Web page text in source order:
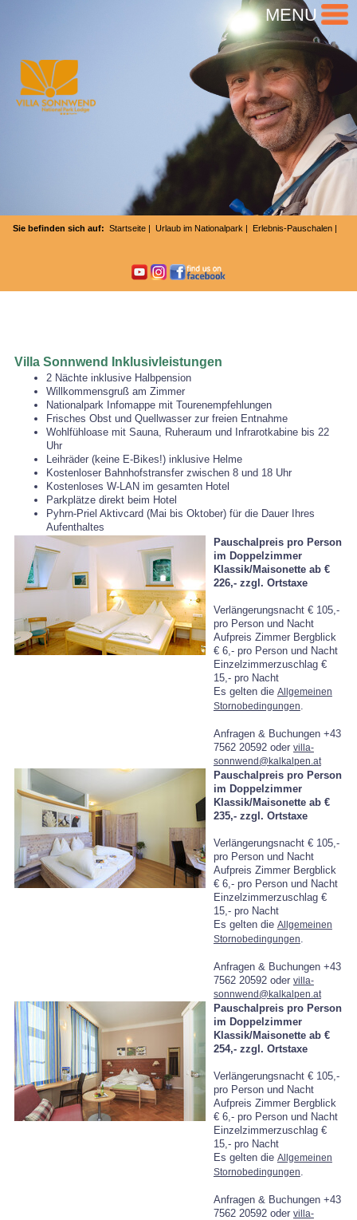
MENU
Sie befinden sich auf: Startseite | Urlaub im Nationalpark | Erlebnis-Pauschalen |
Villa Sonnwend Inklusivleistungen
2 Nächte inklusive Halbpension
Willkommensgruß am Zimmer
Nationalpark Infomappe mit Tourenempfehlungen
Frisches Obst und Quellwasser zur freien Entnahme
Wohlfühloase mit Sauna, Ruheraum und Infrarotkabine bis 22
Uhr
Leihräder (keine E-Bikes!) inklusive Helme
Kostenloser Bahnhofstransfer zwischen 8 und 18 Uhr
Kostenloses W-LAN im gesamten Hotel
Parkplätze direkt beim Hotel
Pyhrn-Priel Aktivcard (Mai bis Oktober) für die Dauer Ihres
Aufenthaltes
Pauschalpreis pro Person
im Doppelzimmer
Klassik/Maisonette ab €
226,- zzgl. Ortstaxe
Verlängerungsnacht € 105,-
pro Person und Nacht
Aufpreis Zimmer Bergblick
€ 6,- pro Person und Nacht
Einzelzimmerzuschlag €
15,- pro Nacht
Es gelten die Allgemeinen
Stornobedingungen.
Anfragen & Buchungen +43
7562 20592 oder villa-
sonnwend@kalkalpen.at
Pauschalpreis pro Person
im Doppelzimmer
Klassik/Maisonette ab €
235,- zzgl. Ortstaxe
Verlängerungsnacht € 105,-
pro Person und Nacht
Aufpreis Zimmer Bergblick
€ 6,- pro Person und Nacht
Einzelzimmerzuschlag €
15,- pro Nacht
Es gelten die Allgemeinen
Stornobedingungen.
Anfragen & Buchungen +43
7562 20592 oder villa-
sonnwend@kalkalpen.at
Pauschalpreis pro Person
im Doppelzimmer
Klassik/Maisonette ab €
254,- zzgl. Ortstaxe
Verlängerungsnacht € 105,-
pro Person und Nacht
Aufpreis Zimmer Bergblick
€ 6,- pro Person und Nacht
Einzelzimmerzuschlag €
15,- pro Nacht
Es gelten die Allgemeinen
Stornobedingungen.
Anfragen & Buchungen +43
7562 20592 oder villa-